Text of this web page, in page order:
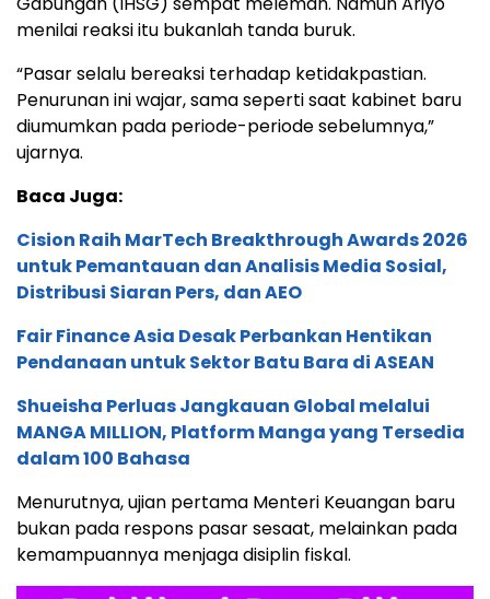
menilai reaksi itu bukanlah tanda buruk.
“Pasar selalu bereaksi terhadap ketidakpastian.
Penurunan ini wajar, sama seperti saat kabinet baru
diumumkan pada periode-periode sebelumnya,”
ujarnya.
Baca Juga:
Cision Raih MarTech Breakthrough Awards 2026
untuk Pemantauan dan Analisis Media Sosial,
Distribusi Siaran Pers, dan AEO
Fair Finance Asia Desak Perbankan Hentikan
Pendanaan untuk Sektor Batu Bara di ASEAN
Shueisha Perluas Jangkauan Global melalui
MANGA MILLION, Platform Manga yang Tersedia
dalam 100 Bahasa
Menurutnya, ujian pertama Menteri Keuangan baru
bukan pada respons pasar sesaat, melainkan pada
kemampuannya menjaga disiplin fiskal.